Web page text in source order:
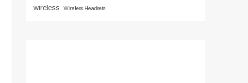
wireless Wireless Headsets